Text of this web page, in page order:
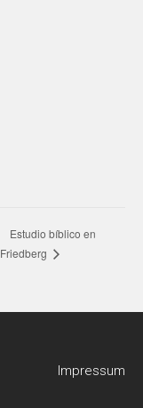
Estudio bíblico en
Friedberg
Impressum